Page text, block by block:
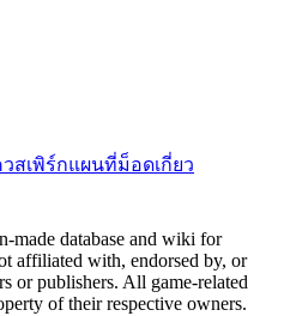
วสเพิร์กแผนที่ม็อดเกี่ยว
made database and wiki for
affiliated with, endorsed by, or
or publishers. All game-related
of their respective owners.